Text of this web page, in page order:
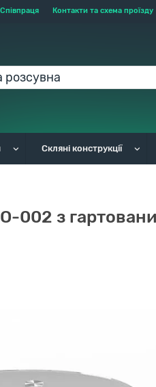
Співпраця Контакти та схема проїзду
Скляні конструкції
002 з